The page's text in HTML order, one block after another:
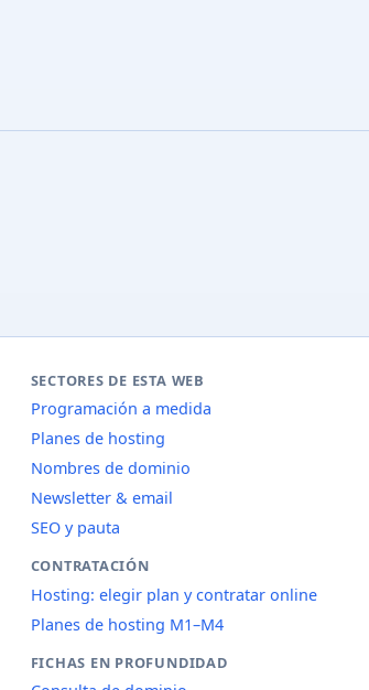
SECTORES DE ESTA WEB
Programación a medida
Planes de hosting
Nombres de dominio
Newsletter & email
SEO y pauta
CONTRATACIÓN
Hosting: elegir plan y contratar online
Planes de hosting M1–M4
FICHAS EN PROFUNDIDAD